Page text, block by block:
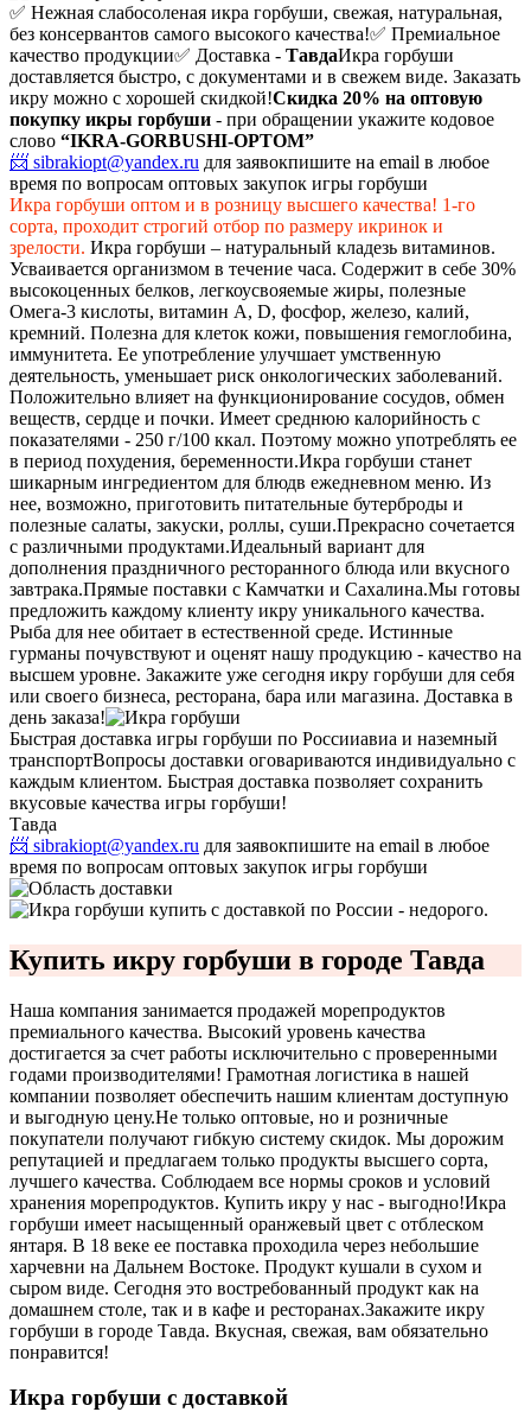
✅ Нежная слабосоленая икра горбуши, свежая, натуральная,
без консервантов самого высокого качества!✅ Премиальное
качество продукции✅ Доставка - ТавдаИкра горбуши
доставляется быстро, с документами и в свежем виде. Заказать
икру можно с хорошей скидкой!Скидка 20% на оптовую
покупку икры горбуши - при обращении укажите кодовое
слово “IKRA-GORBUSHI-OPTOM”
📨 sibrakiopt@yandex.ru для заявокпишите на email в любое
время по вопросам оптовых закупок игры горбуши
Икра горбуши оптом и в розницу высшего качества! 1-го
сорта, проходит строгий отбор по размеру икринок и
зрелости. Икра горбуши – натуральный кладезь витаминов.
Усваивается организмом в течение часа. Содержит в себе 30%
высокоценных белков, легкоусвояемые жиры, полезные
Омега-3 кислоты, витамин А, D, фосфор, железо, калий,
кремний. Полезна для клеток кожи, повышения гемоглобина,
иммунитета. Ее употребление улучшает умственную
деятельность, уменьшает риск онкологических заболеваний.
Положительно влияет на функционирование сосудов, обмен
веществ, сердце и почки. Имеет среднюю калорийность с
показателями - 250 г/100 ккал. Поэтому можно употреблять ее
в период похудения, беременности.Икра горбуши станет
шикарным ингредиентом для блюдв ежедневном меню. Из
нее, возможно, приготовить питательные бутерброды и
полезные салаты, закуски, роллы, суши.Прекрасно сочетается
с различными продуктами.Идеальный вариант для
дополнения праздничного ресторанного блюда или вкусного
завтрака.Прямые поставки с Камчатки и Сахалина.Мы готовы
предложить каждому клиенту икру уникального качества.
Рыба для нее обитает в естественной среде. Истинные
гурманы почувствуют и оценят нашу продукцию - качество на
высшем уровне. Закажите уже сегодня икру горбуши для себя
или своего бизнеса, ресторана, бара или магазина. Доставка в
день заказа!
Быстрая доставка игры горбуши по Россииавиа и наземный
транспортВопросы доставки оговариваются индивидуально с
каждым клиентом. Быстрая доставка позволяет сохранить
вкусовые качества игры горбуши!
Тавда
📨 sibrakiopt@yandex.ru для заявокпишите на email в любое
время по вопросам оптовых закупок игры горбуши
Купить икру горбуши в городе Тавда
Наша компания занимается продажей морепродуктов
премиального качества. Высокий уровень качества
достигается за счет работы исключительно с проверенными
годами производителями! Грамотная логистика в нашей
компании позволяет обеспечить нашим клиентам доступную
и выгодную цену.Не только оптовые, но и розничные
покупатели получают гибкую систему скидок. Мы дорожим
репутацией и предлагаем только продукты высшего сорта,
лучшего качества. Соблюдаем все нормы сроков и условий
хранения морепродуктов. Купить икру у нас - выгодно!Икра
горбуши имеет насыщенный оранжевый цвет с отблеском
янтаря. В 18 веке ее поставка проходила через небольшие
харчевни на Дальнем Востоке. Продукт кушали в сухом и
сыром виде. Сегодня это востребованный продукт как на
домашнем столе, так и в кафе и ресторанах.Закажите икру
горбуши в городе Тавда. Вкусная, свежая, вам обязательно
понравится!
Икра горбуши с доставкой